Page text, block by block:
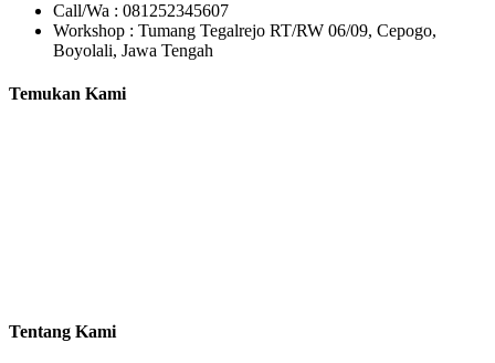
Call/Wa : 081252345607
Workshop : Tumang Tegalrejo RT/RW 06/09, Cepogo,
Boyolali, Jawa Tengah
Temukan Kami
Tentang Kami